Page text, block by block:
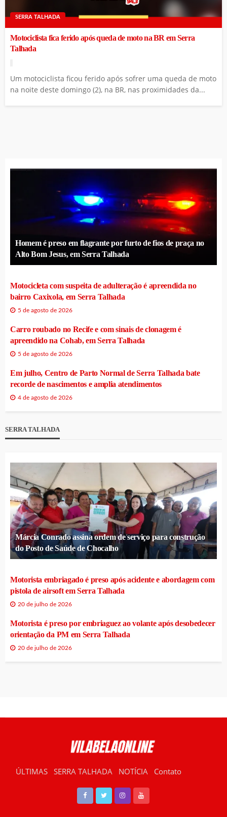
SERRA TALHADA
Motociclista fica ferido após queda de moto na BR em Serra
Talhada
Um motociclista ficou ferido após sofrer uma queda de moto
na noite deste domingo (2), na BR, nas proximidades da...
Homem é preso em flagrante por furto de fios de praça no
Alto Bom Jesus, em Serra Talhada
Motocicleta com suspeita de adulteração é apreendida no
bairro Caxixola, em Serra Talhada
5 de agosto de 2026
Carro roubado no Recife e com sinais de clonagem é
apreendido na Cohab, em Serra Talhada
5 de agosto de 2026
Em julho, Centro de Parto Normal de Serra Talhada bate
recorde de nascimentos e amplia atendimentos
4 de agosto de 2026
SERRA TALHADA
Márcia Conrado assina ordem de serviço para construção
do Posto de Saúde de Chocalho
Motorista embriagado é preso após acidente e abordagem com
pistola de airsoft em Serra Talhada
20 de julho de 2026
Motorista é preso por embriaguez ao volante após desobedecer
orientação da PM em Serra Talhada
20 de julho de 2026
ÚLTIMAS SERRA TALHADA NOTÍCIA Contato